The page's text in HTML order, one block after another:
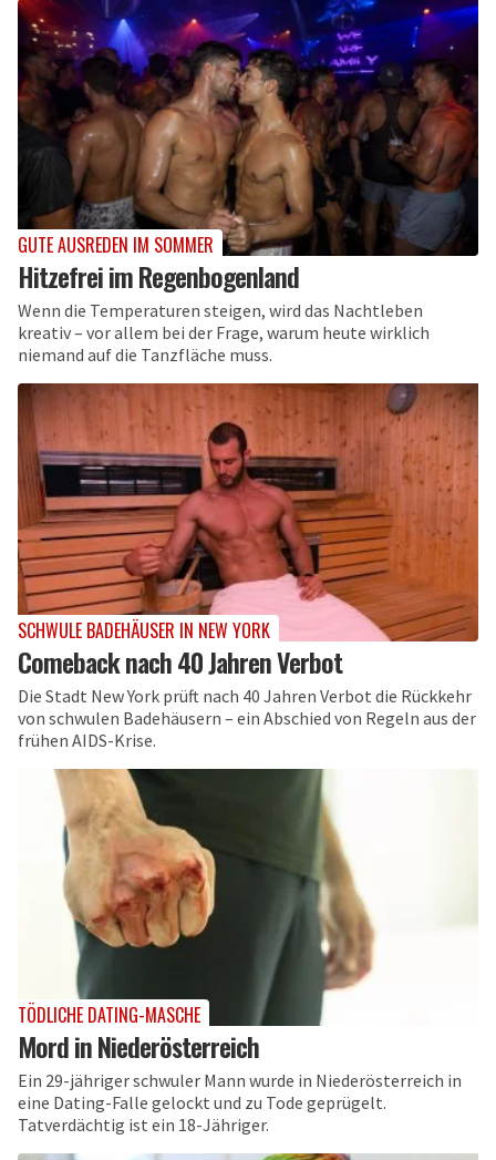
GUTE AUSREDEN IM SOMMER
Hitzefrei im Regenbogenland
Wenn die Temperaturen steigen, wird das Nachtleben
kreativ – vor allem bei der Frage, warum heute wirklich
niemand auf die Tanzfläche muss.
SCHWULE BADEHÄUSER IN NEW YORK
Comeback nach 40 Jahren Verbot
Die Stadt New York prüft nach 40 Jahren Verbot die Rückkehr
von schwulen Badehäusern – ein Abschied von Regeln aus der
frühen AIDS-Krise.
TÖDLICHE DATING-MASCHE
Mord in Niederösterreich
Ein 29-jähriger schwuler Mann wurde in Niederösterreich in
eine Dating-Falle gelockt und zu Tode geprügelt.
Tatverdächtig ist ein 18-Jähriger.